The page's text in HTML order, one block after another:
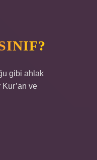
gibi ahlak
ve